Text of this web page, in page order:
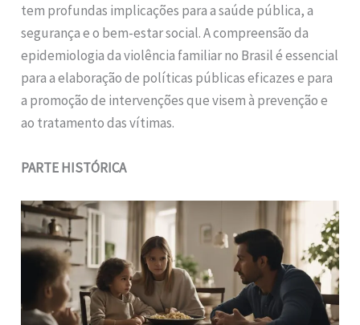
tem profundas implicações para a saúde pública, a
segurança e o bem-estar social. A compreensão da
epidemiologia da violência familiar no Brasil é essencial
para a elaboração de políticas públicas eficazes e para
a promoção de intervenções que visem à prevenção e
ao tratamento das vítimas.
PARTE HISTÓRICA